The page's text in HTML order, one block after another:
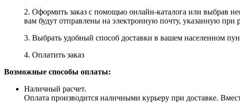
2. Оформить заказ с помощью онлайн-каталога или выбрав
вам будут отправлены на электронную почту, указанную при
3. Выбрать удобный способ доставки в вашем населенном
4. Оплатить заказ
Возможные способы оплаты:
Наличный расчет.
Оплата производится наличными курьеру при доставке.